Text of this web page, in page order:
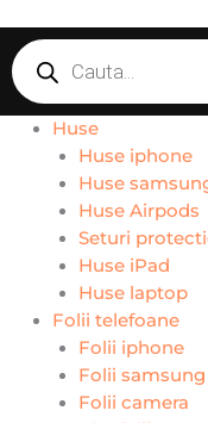
content
Products
search
Huse
Huse iphone
Huse
Huse Airpods
Seturi
Huse iPad
Huse laptop
Folii telefoane
Folii iphone
Folii samsung
Folii camera